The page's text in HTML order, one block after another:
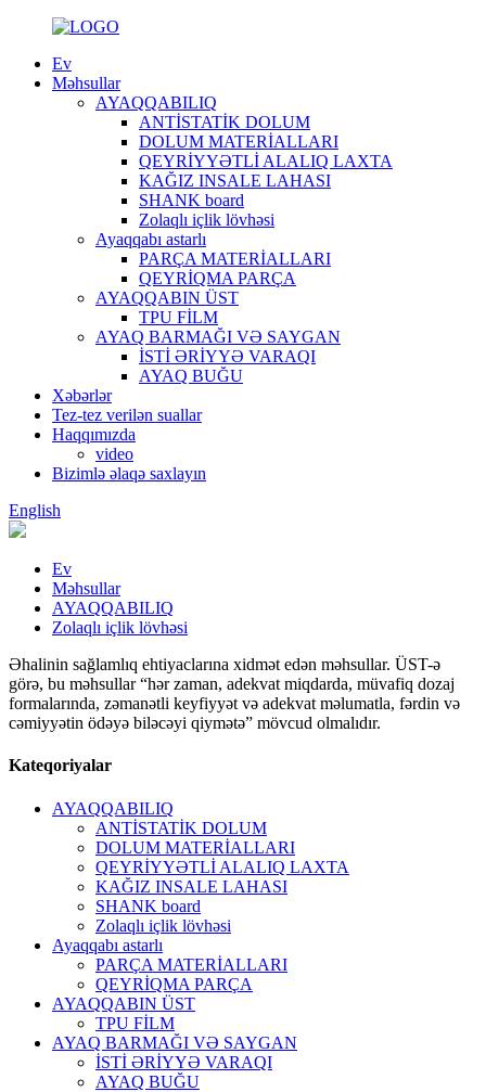
Ev
Məhsullar
AYAQQABILIQ
ANTİSTATİK DOLUM
DOLUM MATERİALLARI
QEYRİYYƏTLİ ALALIQ LAXTA
KAĞIZ INSALE LAHASI
SHANK board
Zolaqlı içlik lövhəsi
Ayaqqabı astarlı
PARÇA MATERİALLARI
QEYRİQMA PARÇA
AYAQQABIN ÜST
TPU FİLM
AYAQ BARMAĞI VƏ SAYGAN
İSTİ ƏRİYYƏ VARAQI
AYAQ BUĞU
Xəbərlər
Tez-tez verilən suallar
Haqqımızda
video
Bizimlə əlaqə saxlayın
English
Ev
Məhsullar
AYAQQABILIQ
Zolaqlı içlik lövhəsi
Əhalinin sağlamlıq ehtiyaclarına xidmət edən məhsullar. ÜST-ə
görə, bu məhsullar “hər zaman, adekvat miqdarda, müvafiq dozaj
formalarında, zəmanətli keyfiyyət və adekvat məlumatla, fərdin və
cəmiyyətin ödəyə biləcəyi qiymətə” mövcud olmalıdır.
Kateqoriyalar
AYAQQABILIQ
ANTİSTATİK DOLUM
DOLUM MATERİALLARI
QEYRİYYƏTLİ ALALIQ LAXTA
KAĞIZ INSALE LAHASI
SHANK board
Zolaqlı içlik lövhəsi
Ayaqqabı astarlı
PARÇA MATERİALLARI
QEYRİQMA PARÇA
AYAQQABIN ÜST
TPU FİLM
AYAQ BARMAĞI VƏ SAYGAN
İSTİ ƏRİYYƏ VARAQI
AYAQ BUĞU